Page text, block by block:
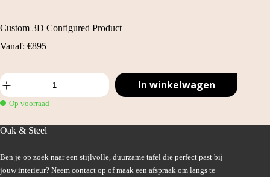
Custom 3D Configured Product
Vanaf: €895
Custom
3D
Configured
Product
In winkelwagen
Op voorraad
Oak & Steel
Ben je op zoek naar een stijlvolle, duurzame tafel die perfect past bij
jouw interieur? Neem contact op of maak een afspraak om langs te